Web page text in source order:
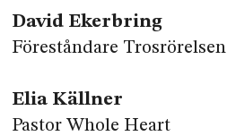
David Ekerbring
Föreståndare Trosrörelsen
Elia Källner
Pastor Whole Heart